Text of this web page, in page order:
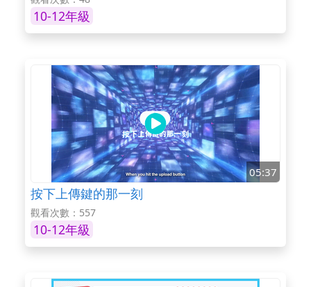
10-12年級
05:37
按下上傳鍵的那一刻
觀看次數：557
10-12年級